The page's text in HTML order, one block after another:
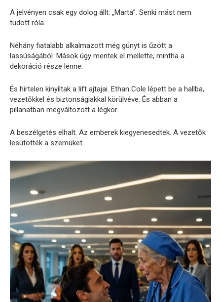
A jelvényen csak egy dolog állt: „Marta”. Senki mást nem
tudott róla.
Néhány fiatalabb alkalmazott még gúnyt is űzött a
lassúságából. Mások úgy mentek el mellette, mintha a
dekoráció része lenne.
És hirtelen kinyíltak a lift ajtajai. Ethan Cole lépett be a hallba,
vezetőkkel és biztonságiakkal körülvéve. És abban a
pillanatban megváltozott a légkör.
A beszélgetés elhalt. Az emberek kiegyenesedtek. A vezetők
lesütötték a szemüket.